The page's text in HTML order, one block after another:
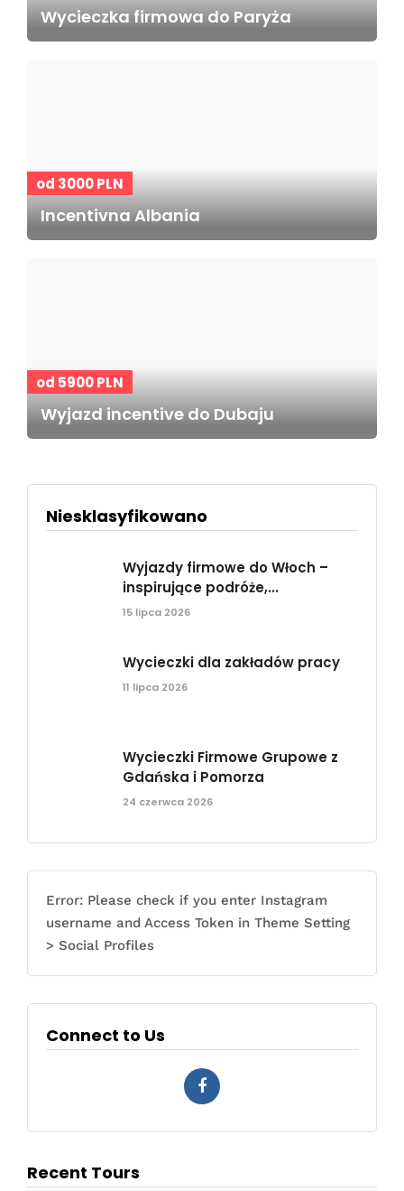
Wycieczka firmowa do Paryża
od 3000 PLN
Incentivna Albania
od 5900 PLN
Wyjazd incentive do Dubaju
Niesklasyfikowano
Wyjazdy firmowe do Włoch –
inspirujące podróże,...
15 lipca 2026
Wycieczki dla zakładów pracy
11 lipca 2026
Wycieczki Firmowe Grupowe z
Gdańska i Pomorza
24 czerwca 2026
Error: Please check if you enter Instagram
username and Access Token in Theme Setting
> Social Profiles
Connect to Us
Recent Tours